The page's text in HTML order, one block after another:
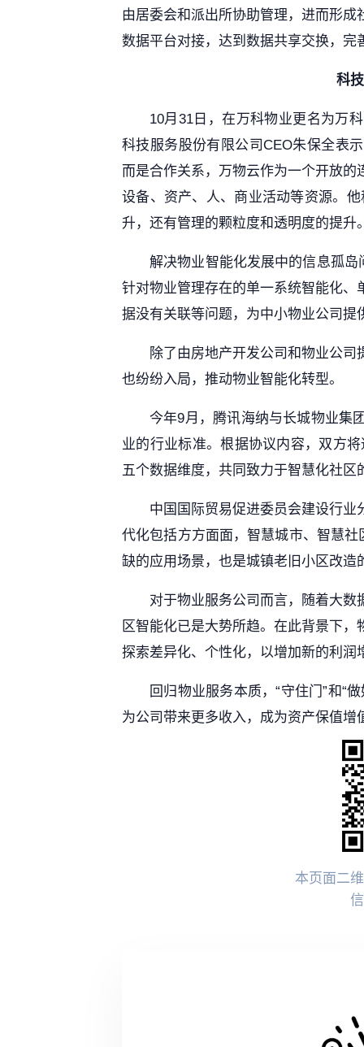
由居委会和派出所协助管理，进而形
数据平台对接，达到数据共享交换，完
科
10月31日，在万科物业更名为万
科技服务股份有限公司CEO朱保全表
而是合作关系，万物云作为一个开放
设备、资产、人、商业活动等资源。
升，还有管理的颗粒度和透明度的提升
解决物业智能化发展中的信息孤岛
针对物业管理存在的单一系统智能化
据没有关联等问题，为中小物业公司提
除了由房地产开发公司和物业公
也纷纷入局，推动物业智能化转型。
今年9月，腾讯海纳与长城物业集
业的行业标准。根据协议内容，双方
五个数据维度，共同致力于智慧化社区
中国国际贸易促进委员会建设行
代化包括方方面面，智慧城市、智慧
缺的应用场景，也是城镇老旧小区改造
对于物业服务公司而言，随着大
区智能化已是大势所趋。在此背景下
探索差异化、个性化，以增加新的利润
回归物业服务本质，“守住门”和“
为公司带来更多收入，成为资产保值增
本页面二